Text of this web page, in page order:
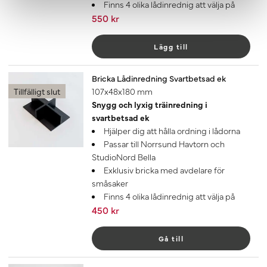
Finns 4 olika lådinrednig att välja på
550 kr
Lägg till
Tillfälligt slut
Bricka Lådinredning Svartbetsad ek
107x48x180 mm
Snygg och lyxig träinredning i
svartbetsad ek
Hjälper dig att hålla ordning i lådorna
Passar till Norrsund Havtorn och
StudioNord Bella
Exklusiv bricka med avdelare för
småsaker
Finns 4 olika lådinrednig att välja på
450 kr
Gå till